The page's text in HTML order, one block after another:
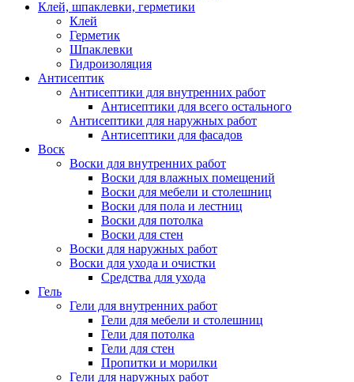
Клей, шпаклевки, герметики
Клей
Герметик
Шпаклевки
Гидроизоляция
Антисептик
Антисептики для внутренних работ
Антисептики для всего остального
Антисептики для наружных работ
Антисептики для фасадов
Воск
Воски для внутренних работ
Воски для влажных помещений
Воски для мебели и столешниц
Воски для пола и лестниц
Воски для потолка
Воски для стен
Воски для наружных работ
Воски для ухода и очистки
Средства для ухода
Гель
Гели для внутренних работ
Гели для мебели и столешниц
Гели для потолка
Гели для стен
Пропитки и морилки
Гели для наружных работ